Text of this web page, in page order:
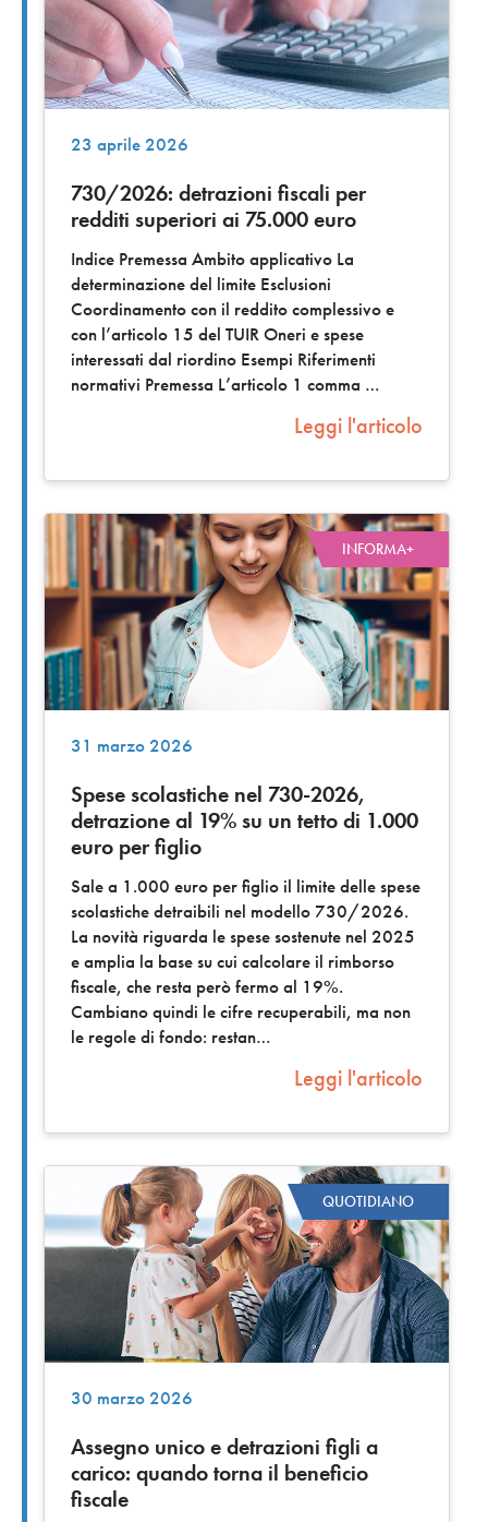
23 aprile 2026
730/2026: detrazioni fiscali per
redditi superiori ai 75.000 euro
Indice Premessa Ambito applicativo La
determinazione del limite Esclusioni
Coordinamento con il reddito complessivo e
con l’articolo 15 del TUIR Oneri e spese
interessati dal riordino Esempi Riferimenti
normativi Premessa L’articolo 1 comma
Leggi l'articolo
INFORMA+
31 marzo 2026
Spese scolastiche nel 730-2026,
detrazione al 19% su un tetto di 1.000
euro per figlio
Sale a 1.000 euro per figlio il limite delle spese
scolastiche detraibili nel modello 730/2026.
La novità riguarda le spese sostenute nel 2025
e amplia la base su cui calcolare il rimborso
fiscale, che resta però fermo al 19%.
Cambiano quindi le cifre recuperabili, ma non
le regole di fondo: restan
Leggi l'articolo
QUOTIDIANO
30 marzo 2026
Assegno unico e detrazioni figli a
carico: quando torna il beneficio
fiscale